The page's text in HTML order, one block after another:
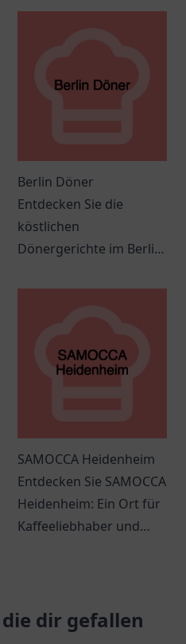
Berlin Döner
Entdecken Sie die
köstlichen
Dönergerichte im Berlin
Genuss für die ganze
SAMOCCA Heidenheim
Entdecken Sie SAMOCCA
Heidenheim: Ein Ort für
Kaffeeliebhaber und
entspannte
Atmosphäre.
dir gefallen